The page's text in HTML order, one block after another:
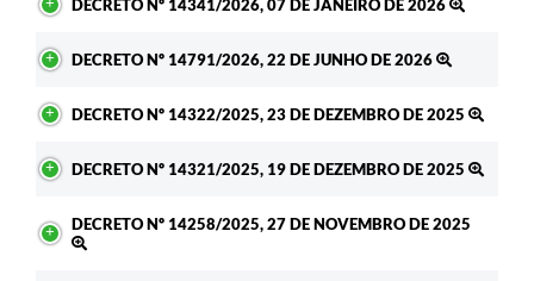
DECRETO Nº 14341/2026, 07 DE JANEIRO DE 2026
DECRETO Nº 14791/2026, 22 DE JUNHO DE 2026
DECRETO Nº 14322/2025, 23 DE DEZEMBRO DE 2025
DECRETO Nº 14321/2025, 19 DE DEZEMBRO DE 2025
DECRETO Nº 14258/2025, 27 DE NOVEMBRO DE 2025